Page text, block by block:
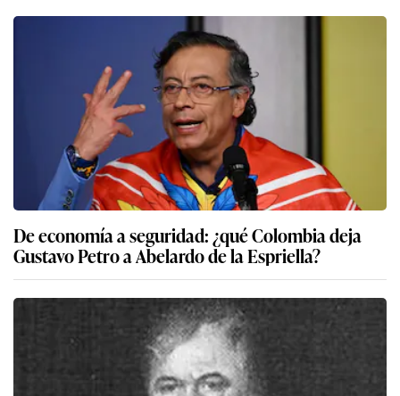
De economía a seguridad: ¿qué Colombia deja
Gustavo Petro a Abelardo de la Espriella?